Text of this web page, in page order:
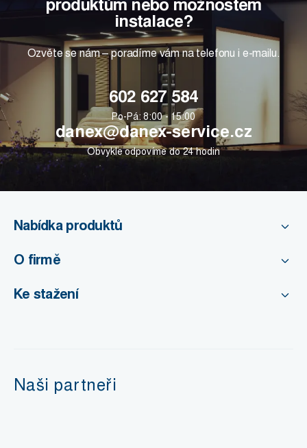
instalace?
Ozvěte se nám – poradíme vám na telefonu i e-mailu.
602 627 584
Po-Pá: 8:00 - 15:00
danex@danex-service.cz
Obvykle odpovíme do 24 hodin
Nabídka produktů
O firmě
Ke stažení
Naši partneři